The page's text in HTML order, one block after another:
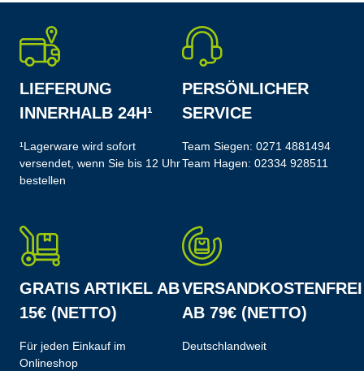
LIEFERUNG
INNERHALB 24H¹
¹Lagerware wird sofort
versendet, wenn Sie bis 12 Uhr
bestellen
PERSÖNLICHER
SERVICE
Team Siegen: 0271 4881494
Team Hagen: 02334 928511
GRATIS ARTIKEL AB
15€ (NETTO)
Für jeden Einkauf im
Onlineshop
VERSANDKOSTENFREI
AB 79€ (NETTO)
Deutschlandweit